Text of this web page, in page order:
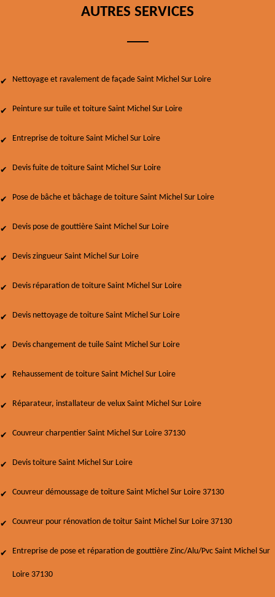
AUTRES SERVICES
Nettoyage et ravalement de façade Saint Michel Sur Loire
Peinture sur tuile et toiture Saint Michel Sur Loire
Entreprise de toiture Saint Michel Sur Loire
Devis fuite de toiture Saint Michel Sur Loire
Pose de bâche et bâchage de toiture Saint Michel Sur Loire
Devis pose de gouttière Saint Michel Sur Loire
Devis zingueur Saint Michel Sur Loire
Devis réparation de toiture Saint Michel Sur Loire
Devis nettoyage de toiture Saint Michel Sur Loire
Devis changement de tuile Saint Michel Sur Loire
Rehaussement de toiture Saint Michel Sur Loire
Réparateur, installateur de velux Saint Michel Sur Loire
Couvreur charpentier Saint Michel Sur Loire 37130
Devis toiture Saint Michel Sur Loire
Couvreur démoussage de toiture Saint Michel Sur Loire 37130
Couvreur pour rénovation de toitur Saint Michel Sur Loire 37130
Entreprise de pose et réparation de gouttière Zinc/Alu/Pvc Saint Michel Sur
Loire 37130